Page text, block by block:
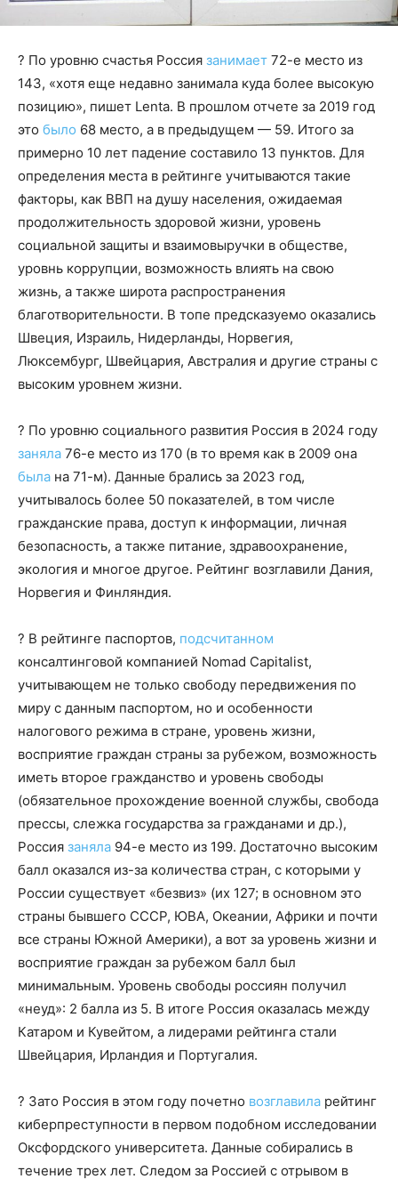
? По уровню счастья Россия занимает 72-е место из
143, «хотя еще недавно занимала куда более высокую
позицию», пишет Lenta. В прошлом отчете за 2019 год
это было 68 место, а в предыдущем — 59. Итого за
примерно 10 лет падение составило 13 пунктов. Для
определения места в рейтинге учитываются такие
факторы, как ВВП на душу населения, ожидаемая
продолжительность здоровой жизни, уровень
социальной защиты и взаимовыручки в обществе,
уровнь коррупции, возможность влиять на свою
жизнь, а также широта распространения
благотворительности. В топе предсказуемо оказались
Швеция, Израиль, Нидерланды, Норвегия,
Люксембург, Швейцария, Австралия и другие страны с
высоким уровнем жизни.
? По уровню социального развития Россия в 2024 году
заняла 76-е место из 170 (в то время как в 2009 она
была на 71-м). Данные брались за 2023 год,
учитывалось более 50 показателей, в том числе
гражданские права, доступ к информации, личная
безопасность, а также питание, здравоохранение,
экология и многое другое. Рейтинг возглавили Дания,
Норвегия и Финляндия.
? В рейтинге паспортов, подсчитанном
консалтинговой компанией Nomad Capitalist,
учитывающем не только свободу передвижения по
миру с данным паспортом, но и особенности
налогового режима в стране, уровень жизни,
восприятие граждан страны за рубежом, возможность
иметь второе гражданство и уровень свободы
(обязательное прохождение военной службы, свобода
прессы, слежка государства за гражданами и др.),
Россия заняла 94-е место из 199. Достаточно высоким
балл оказался из-за количества стран, с которыми у
России существует «безвиз» (их 127; в основном это
страны бывшего СССР, ЮВА, Океании, Африки и почти
все страны Южной Америки), а вот за уровень жизни и
восприятие граждан за рубежом балл был
минимальным. Уровень свободы россиян получил
«неуд»: 2 балла из 5. В итоге Россия оказалась между
Катаром и Кувейтом, а лидерами рейтинга стали
Швейцария, Ирландия и Португалия.
? Зато Россия в этом году почетно возглавила рейтинг
киберпреступности в первом подобном исследовании
Оксфордского университета. Данные собирались в
течение трех лет. Следом за Россией с отрывом в